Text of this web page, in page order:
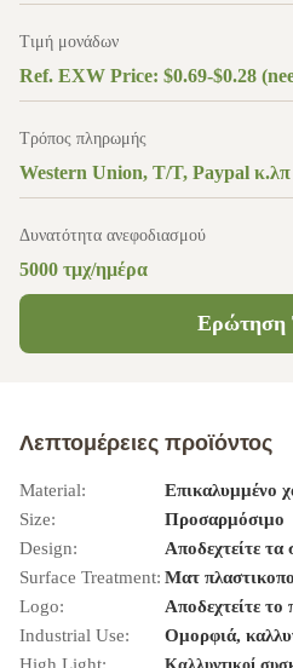
Τιμή μονάδων
Ref. EXW Price: $0.69-$0.28
Τρόπος πληρωμής
Western Union, T/T, Paypal κ.λπ
Δυνατότητα ανεφοδιασμού
5000 τμχ/ημέρα
Ερώτηση
Λεπτομέρειες προϊόντος
Material:
Επικαλυμμένο
Size:
Προσαρμόσιμο
Design:
Αποδεχτείτε τα
Surface Treatment: Ματ
Logo:
Αποδεχτείτε
Industrial Use:
Ομορφιά,